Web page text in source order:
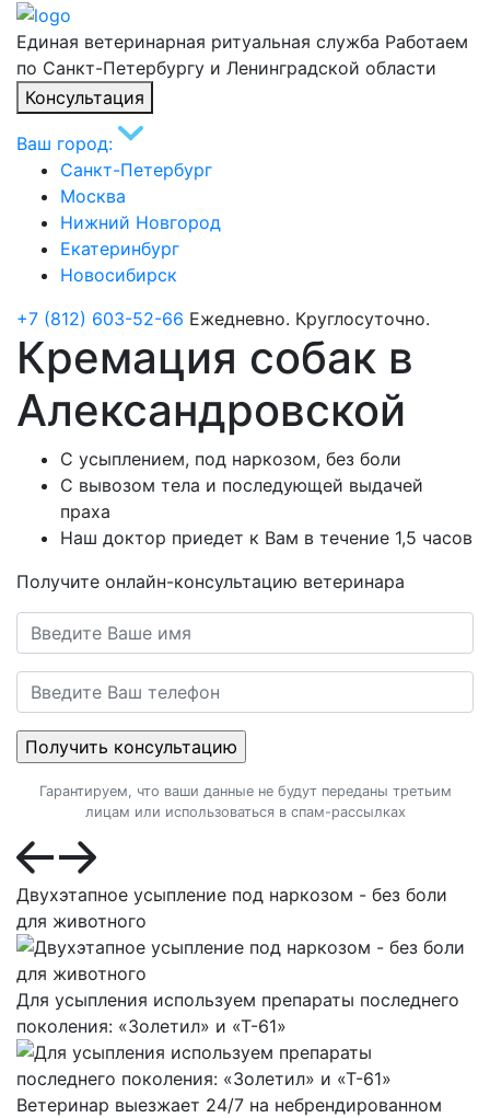
Единая ветеринарная ритуальная служба Работаем
по Санкт-Петербургу и Ленинградской области
Консультация
Ваш город:
Санкт-Петербург
Москва
Нижний Новгород
Екатеринбург
Новосибирск
+7 (812) 603-52-66 Ежедневно. Круглосуточно.
Кремация собак в
Александровской
С усыплением, под наркозом, без боли
С вывозом тела и последующей выдачей
праха
Наш доктор приедет к Вам в течение 1,5 часов
Получите онлайн-консультацию ветеринара
Гарантируем, что ваши данные не будут переданы третьим
лицам или использоваться в спам-рассылках
Двухэтапное усыпление под наркозом - без боли
для животного
Для усыпления используем препараты последнего
поколения: «Золетил» и «Т-61»
Ветеринар выезжает 24/7 на небрендированном